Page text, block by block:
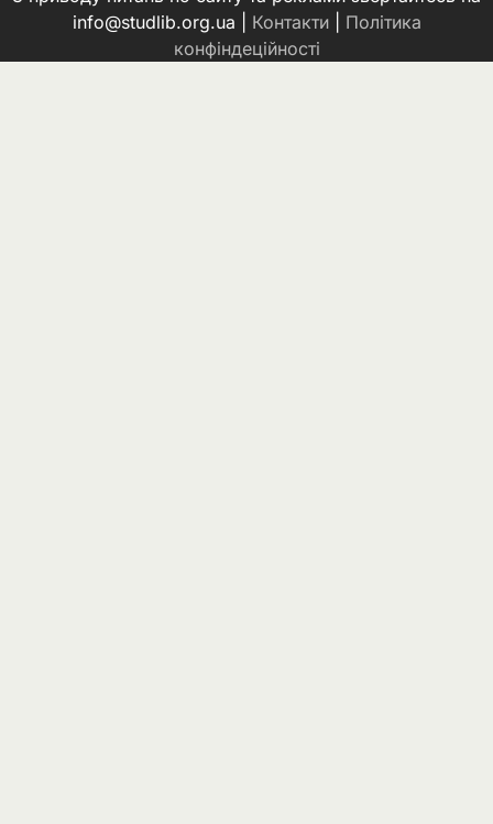
info@studlib.org.ua | Контакти| Політика
конфіндеційності